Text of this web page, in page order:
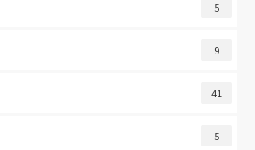
5
9
41
5